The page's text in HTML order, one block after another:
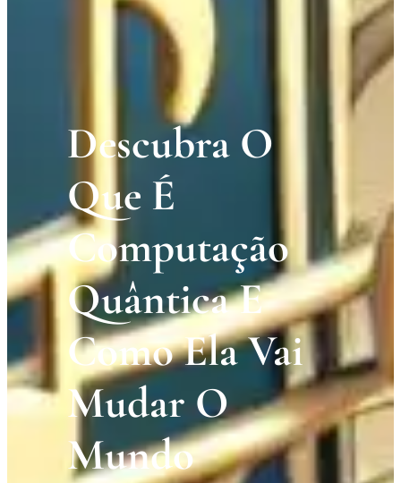
Descubra O
Que É
Computação
Quântica E
Como Ela Vai
Mudar O
Mundo